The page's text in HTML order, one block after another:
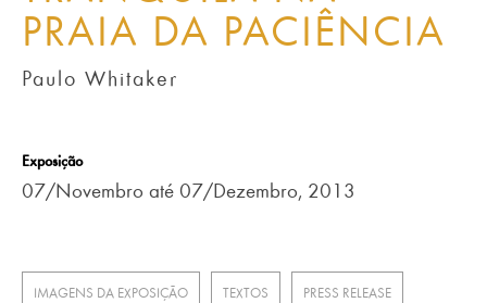
PRAIA DA PACIÊNCIA
Paulo Whitaker
Exposição
07/Novembro até 07/Dezembro, 2013
IMAGENS DA EXPOSIÇÃO TEXTOS PRESS RELEASE